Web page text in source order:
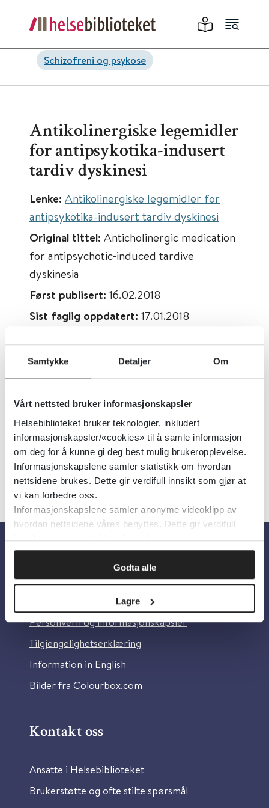
Samtykke Detaljer Om
Vårt nettsted bruker informasjonskapsler
Helsebiblioteket bruker teknologier, inkludert
informasjonskapsler/«cookies» til å samle informasjon
om deg for å kunne gi deg best mulig brukeropplevelse.
Informasjonskapslene samler statistikk om hvordan
nettsidene brukes. Dette gir verdifull innsikt som gjør at
vi kan forbedre oss.
Informasjonskapslene samler anonyme videoklipp av
hvordan nettsidene våres benyttes. Dette gir verdifull
innsikt som gjør at vi kan forbedre oss.
Godta alle
Lagre
Schizofreni og psykose
Antikolinergiske legemidler
for antipsykotika-indusert
tardiv dyskinesi
Lenke: Antikolinergiske legemidler for
antipsykotika-indusert tardiv dyskinesi
Original tittel: Anticholinergic medication
for antipsychotic‐induced tardive
dyskinesia
Først publisert: 16.02.2018
Sist faglig oppdatert: 17.01.2018
Emner:Legemidler, Bivirkninger
Dokumenttype:Oppsummert forskning
Utgiver: Cochrane Library
Språk:Engelsk
Om Helsebiblioteket
Personvern og informasjonskapsler
Tilgjengelighetserklæring
Information in English
Bilder fra Colourbox.com
Kontakt oss
Ansatte i Helsebiblioteket
Brukerstøtte og ofte stilte spørsmål